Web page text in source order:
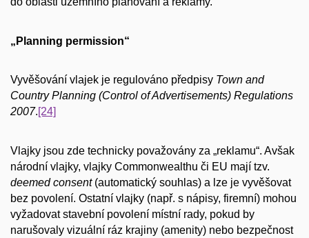
„Planning permission“
Vyvěšování vlajek je regulováno předpisy Town and
Country Planning (Control of Advertisements) Regulations
2007.[24]
Vlajky jsou zde technicky považovány za „reklamu“. Avšak
národní vlajky, vlajky Commonwealthu či EU mají tzv.
deemed consent(automatický souhlas) a lze je vyvěšovat
bez povolení. Ostatní vlajky (např. s nápisy, firemní) mohou
vyžadovat stavební povolení místní rady, pokud by
narušovaly vizuální ráz krajiny (amenity) nebo bezpečnost